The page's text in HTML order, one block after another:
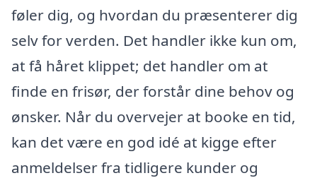
føler dig, og hvordan du præsenterer dig
selv for verden. Det handler ikke kun om,
at få håret klippet; det handler om at
finde en frisør, der forstår dine behov og
ønsker. Når du overvejer at booke en tid,
kan det være en god idé at kigge efter
anmeldelser fra tidligere kunder og